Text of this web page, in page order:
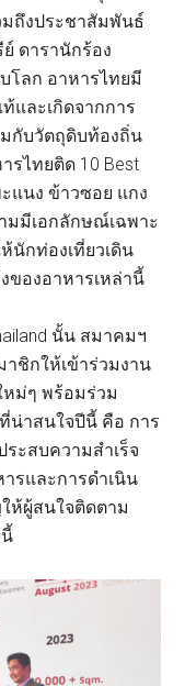
ถึงประชาสัมพันธ์
ดารานักร้อง
โลก อาหารไทยมี
และเกิดจากการ
กับวัตถุดิบท้องถิ่น
รไทยติด 10 Best
แนง ข้าวซอย แกง
มมีเอกลักษณ์เฉพาะ
นักท่องเที่ยวเดิน
ของอาหารเหล่านี้
นั้น สมาคมฯ
ชิกให้เข้าร่วมงาน
ม่ๆ พร้อมร่วม
น่าสนใจปีนี้ คือ การ
ะสบความสำเร็จ
รและการดำเนิน
ห้ผู้สนใจติดตาม